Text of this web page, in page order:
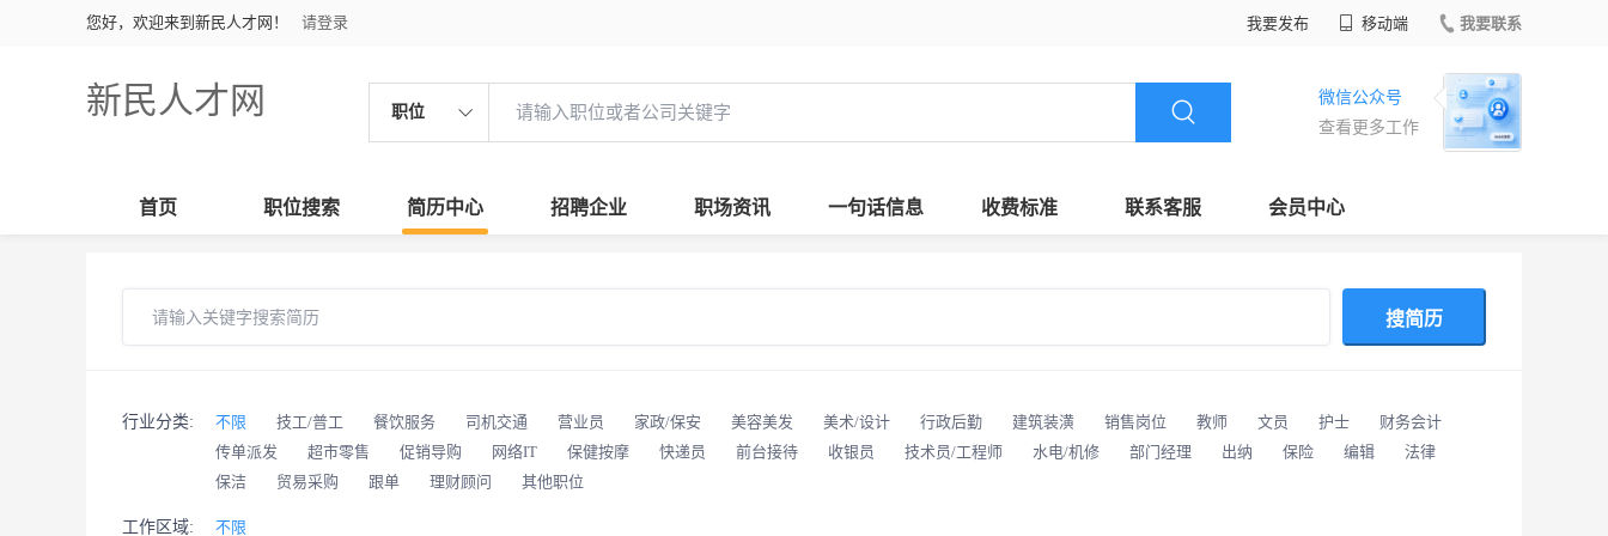
您好，欢迎来到新民人才网！ 请登录 我要发布 移动端 我要联系
新民人才网 职位
微信公众号
查看更多工作
首页 职位搜索 简历中心 招聘企业 职场资讯 一句话信息 收费标准 联系客服 会员中心
搜简历
行业分类: 不限 技工/普工 餐饮服务 司机交通 营业员 家政/保安 美容美发 美术/设计 行政后勤 建筑装潢 销售岗位 教师 文员 护士
财务会计
传单派发
超市零售 促销导购 网络IT 保健按摩 快递员 前台接待 收银员 技术员/工程师 水电/机修 部门经理 出纳 保险 编辑
法律
保洁
贸易采购 跟单 理财顾问 其他职位
工作区域: 不限